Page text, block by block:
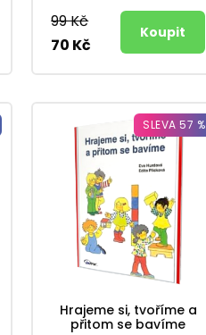
99 Kč
70 Kč
SLEVA 57 %
Hrajeme si, tvoříme a
přitom se bavíme